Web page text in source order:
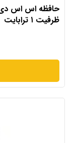
ظرفیت ۱ ترابایت